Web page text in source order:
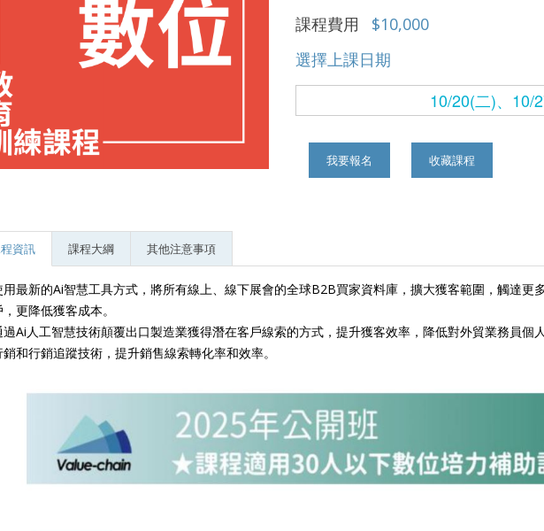
課程費用
$10,000
選擇上課日期
10/20(二)、10/
我要報名 收藏課程
資訊 課程大綱 其他注意事項
用最新的Ai智慧工具方式，將所有線上、線下展會的全球B2B買家資料庫，擴大獲客範圍，觸達更
，更降低獲客成本。
過Ai人工智慧技術顛覆出口製造業獲得潛在客戶線索的方式，提升獲客效率，降低對外貿業務員個
銷和行銷追蹤技術，提升銷售線索轉化率和效率。